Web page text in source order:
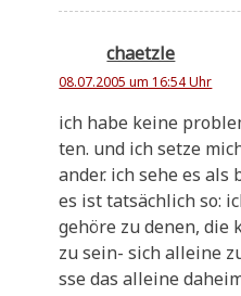
chaetzle
08.07.2005 um 16:54 Uhr
ich habe kei­ne
ten. und ich set­ze
an­der. ich sehe es
es ist tat­säch­lich so:
gehö­re zu denen, die
zu sein- sich allei­ne
sse das allei­ne